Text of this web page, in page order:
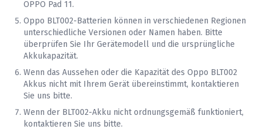
OPPO Pad 11.
Oppo BLT002-Batterien können in verschiedenen Regionen
unterschiedliche Versionen oder Namen haben. Bitte
überprüfen Sie Ihr Gerätemodell und die ursprüngliche
Akkukapazität.
Wenn das Aussehen oder die Kapazität des Oppo BLT002
Akkus nicht mit Ihrem Gerät übereinstimmt, kontaktieren
Sie uns bitte.
Wenn der BLT002-Akku nicht ordnungsgemäß funktioniert,
kontaktieren Sie uns bitte.